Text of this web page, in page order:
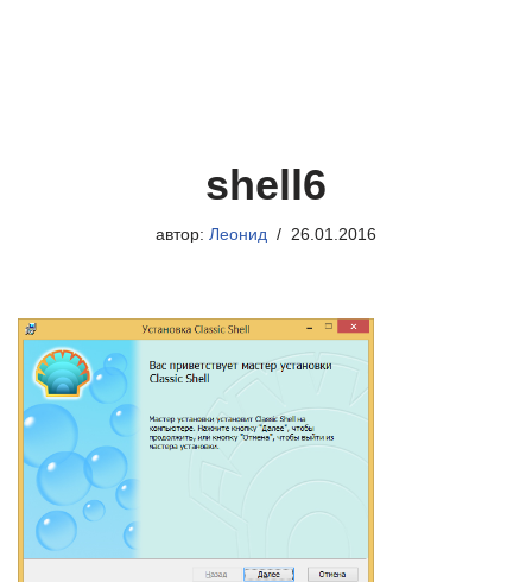
shell6
автор: Леонид 26.01.2016